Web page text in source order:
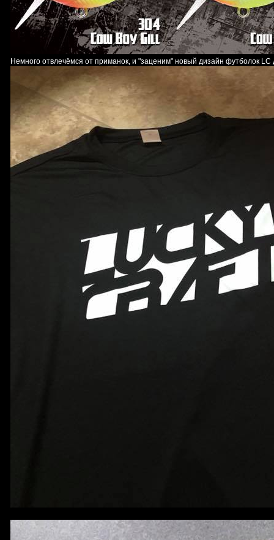
Немного отвлечёмся от приманок, и "заценим" новый дизайн футболок